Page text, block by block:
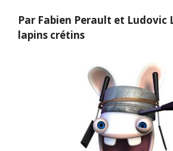
Par Fabien Perault et Ludovic
lapins crétins